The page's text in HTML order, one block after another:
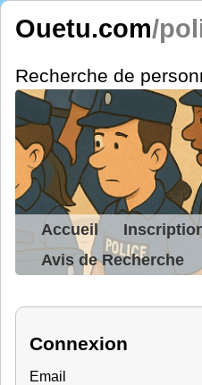
Ouetu.com/
Recherche de
Accueil
Avis de Recherche
Connexion
Email